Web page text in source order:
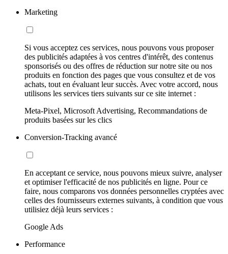
Marketing
Si vous acceptez ces services, nous pouvons vous proposer
des publicités adaptées à vos centres d'intérêt, des contenus
sponsorisés ou des offres de réduction sur notre site ou nos
produits en fonction des pages que vous consultez et de vos
achats, tout en évaluant leur succès. Avec votre accord, nous
utilisons les services tiers suivants sur ce site internet :
Meta-Pixel, Microsoft Advertising, Recommandations de
produits basées sur les clics
Conversion-Tracking avancé
En acceptant ce service, nous pouvons mieux suivre, analyser
et optimiser l'efficacité de nos publicités en ligne. Pour ce
faire, nous comparons vos données personnelles cryptées avec
celles des fournisseurs externes suivants, à condition que vous
utilisiez déjà leurs services :
Google Ads
Performance